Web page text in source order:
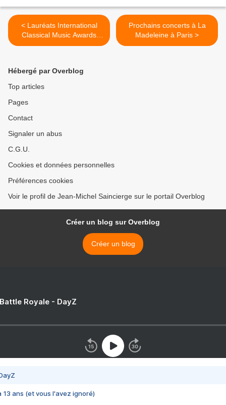
< Lauréats International
Classical Music Awards
2011
Prochains concerts à La
Madeleine à Paris >
Hébergé par Overblog
Top articles
Pages
Contact
Signaler un abus
C.G.U.
Cookies et données personnelles
Préférences cookies
Voir le profil de Jean-Michel Saincierge sur le portail Overblog
Créer un blog sur Overblog
Créer un blog
Royale - DayZ
13 ans (et vous l'avez ignoré)